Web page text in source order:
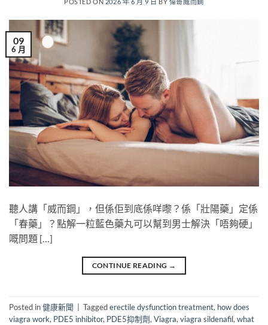
09
6 月
聽人講「威而鋼」，但係佢到底係咩嚟？係「壯陽藥」定係
「春藥」？點解一粒藍色藥丸可以幫到男士解決「唔夠硬」
嘅問題 […]
CONTINUE READING →
Posted in健康新聞 Taggederectile dysfunction treatment, how does
viagra work, PDE5 inhibitor, PDE5抑制劑, Viagra, viagra sildenafil, what